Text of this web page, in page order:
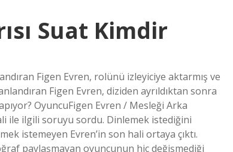
Suat Kimdir
Figen Evren, rolünü izleyiciye aktarmış ve
Figen Evren, diziden ayrıldıktan sonra
OyuncuFigen Evren / Mesleği Arka
ile ilgili soruyu sordu. Dinlemek istediğini
istemeyen Evren’in son hali ortaya çıktı.
paylaşmayan oyuncunun hiç değişmediği